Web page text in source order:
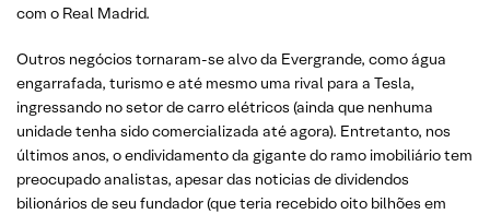
com o Real Madrid.
Outros negócios tornaram-se alvo da Evergrande, como água
engarrafada, turismo e até mesmo uma rival para a Tesla,
ingressando no setor de carro elétricos (ainda que nenhuma
unidade tenha sido comercializada até agora). Entretanto, nos
últimos anos, o endividamento da gigante do ramo imobiliário tem
preocupado analistas, apesar das noticias de dividendos
bilionários de seu fundador (que teria recebido oito bilhões em